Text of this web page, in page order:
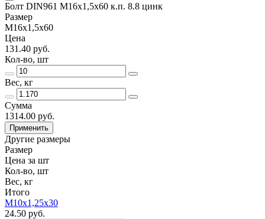
Болт DIN961 М16х1,5х60 к.п. 8.8 цинк
Размер
М16х1,5х60
Цена
131.40 руб.
Кол-во, шт
Вес, кг
Сумма
1314.00 руб.
Применить
Другие размеры
Размер
Цена за шт
Кол-во, шт
Вес, кг
Итого
М10х1,25х30
24.50 руб.